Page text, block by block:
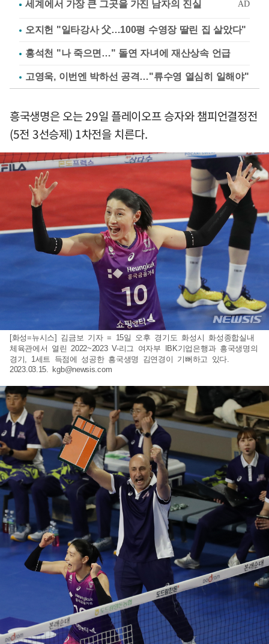
오지헌 "일타강사 父…100평 수영장 딸린 집 살았다"
홍석천 "나 죽으면…" 돌연 자녀에 재산상속 언급
고영욱, 이번엔 박하선 공격…"류수영 열심히 일해야"
흥국생명은 오는 29일 플레이오프 승자와 챔피언결정전
(5전 3선승제) 1차전을 치른다.
[화성=뉴시스] 김금보 기자 = 15일 오후 경기도 화성시 화성종합실내
체육관에서 열린 2022~2023 V-리그 여자부 IBK기업은행과 흥국생명의
경기, 1세트 득점에 성공한 흥국생명 김연경이 기뻐하고 있다.
2023.03.15. kgb@newsis.com